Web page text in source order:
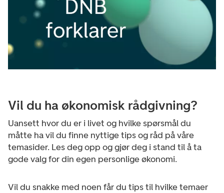
Vil du ha økonomisk rådgivning?
Uansett hvor du er i livet og hvilke spørsmål du
måtte ha vil du finne nyttige tips og råd på våre
temasider. Les deg opp og gjør deg i stand til å ta
gode valg for din egen personlige økonomi.
Vil du snakke med noen får du tips til hvilke temaer